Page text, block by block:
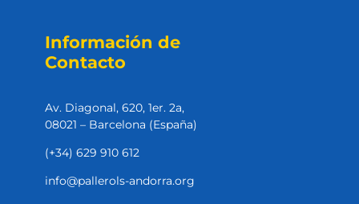
Información de
Contacto
Av. Diagonal, 620, 1er. 2a,
08021 – Barcelona (España)
(+34) 629 910 612
info@pallerols-andorra.org